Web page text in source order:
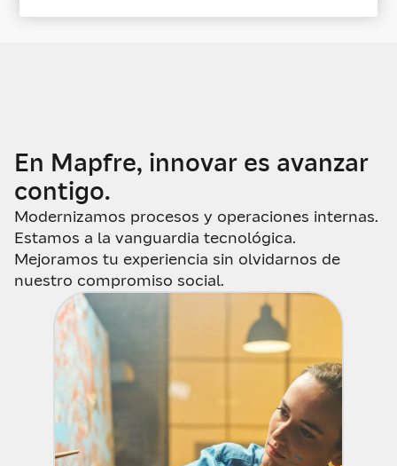
En Mapfre, innovar es avanzar
contigo.
Modernizamos procesos y operaciones internas.
Estamos a la vanguardia tecnológica.
Mejoramos tu experiencia sin olvidarnos de
nuestro compromiso social.